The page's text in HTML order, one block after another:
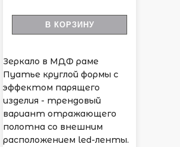
В КОРЗИНУ
Зеркало в МДФ раме
Пуатье круглой формы с
эффектом парящего
изделия - трендовый
вариант отражающего
полотна со внешним
расположением led-ленты.